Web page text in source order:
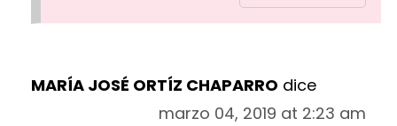
MARÍA JOSÉ ORTÍZ CHAPARRO dice
marzo 04, 2019 at 2:23 am